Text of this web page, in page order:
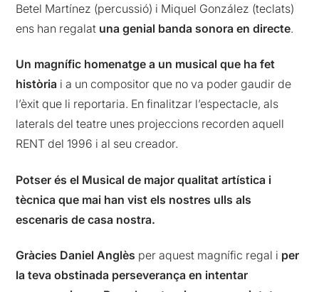
Betel Martínez (percussió) i Miquel González (teclats)
ens han regalat una genial banda sonora en directe.
Un magnífic homenatge a un musical que ha fet
història i a un compositor que no va poder gaudir de
l’èxit que li reportaria. En finalitzar l’espectacle, als
laterals del teatre unes projeccions recorden aquell
RENT del 1996 i al seu creador.
Potser és el Musical de major qualitat artística i
tècnica que mai han vist els nostres ulls als
escenaris de casa nostra.
Gràcies Daniel Anglès per aquest magnífic regal i per
la teva obstinada perseverança en intentar